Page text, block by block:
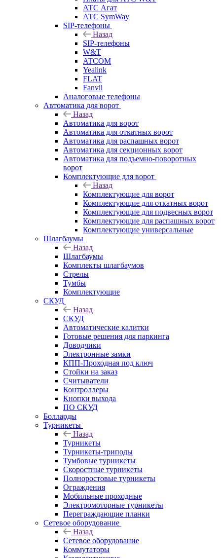
АТС Агат
АТС SymWay
SIP-телефоны
Назад
SIP-телефоны
W&T
ATCOM
Yealink
FLAT
Fanvil
Аналоговые телефоны
Автоматика для ворот
Назад
Автоматика для ворот
Автоматика для откатных ворот
Автоматика для распашных ворот
Автоматика для секционных ворот
Автоматика для подъемно-поворотных
ворот
Комплектующие для ворот
Назад
Комплектующие для ворот
Комплектующие для откатных ворот
Комплектующие для подвесных ворот
Комплектующие для распашных ворот
Комплектующие универсальные
Шлагбаумы
Назад
Шлагбаумы
Комплекты шлагбаумов
Стрелы
Тумбы
Комплектующие
СКУД
Назад
СКУД
Автоматические калитки
Готовые решения для паркинга
Доводчики
Электронные замки
КПП-Проходная под ключ
Стойки на заказ
Считыватели
Контроллеры
Кнопки выхода
ПО СКУД
Болларды
Турникеты
Назад
Турникеты
Турникеты-триподы
Тумбовые турникеты
Скоростные турникеты
Полноростовые турникеты
Ограждения
Мобильные проходные
Электромоторные турникеты
Переграждающие планки
Сетевое оборудование
Назад
Сетевое оборудование
Коммутаторы